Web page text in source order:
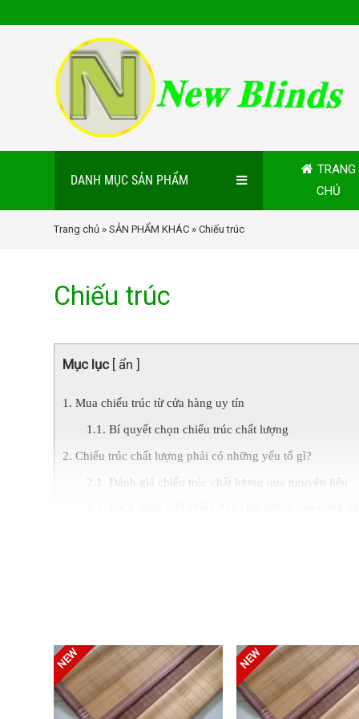
DANH MỤC SẢN PHẨM
TRANG
CHỦ
Trang chủ »SẢN PHẨM KHÁC » Chiếu trúc
Chiếu trúc
Mục lục [ ẩn ]
Mua chiếu trúc từ cửa hàng uy tín
Bí quyết chọn chiếu trúc chất lượng
Chiếu trúc chất lượng phải có những yếu tố gì?
Đánh giá chiếu trúc chất lượng qua nguyên liệu
Giá cả và chất lượng sản phẩm chiếu trúc tại các
Tre trúc sài gòn là đơn vị cung cấp chiếu trúc việt
ràng.Chiếu tre trúc được cung cấp là sản phẩm
Chiếu trúc hạt hương trúc